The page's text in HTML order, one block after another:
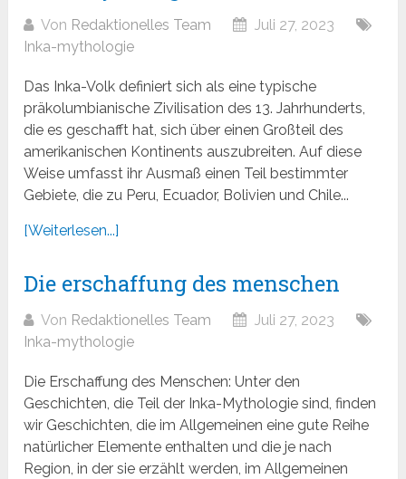
Von Redaktionelles Team
Juli 27, 2023
Inka-mythologie
Das Inka-Volk definiert sich als eine typische
präkolumbianische Zivilisation des 13. Jahrhunderts,
die es geschafft hat, sich über einen Großteil des
amerikanischen Kontinents auszubreiten. Auf diese
Weise umfasst ihr Ausmaß einen Teil bestimmter
Gebiete, die zu Peru, Ecuador, Bolivien und Chile...
[Weiterlesen...]
Die erschaffung des menschen
Von Redaktionelles Team
Juli 27, 2023
Inka-mythologie
Die Erschaffung des Menschen: Unter den
Geschichten, die Teil der Inka-Mythologie sind, finden
wir Geschichten, die im Allgemeinen eine gute Reihe
natürlicher Elemente enthalten und die je nach
Region, in der sie erzählt werden, im Allgemeinen